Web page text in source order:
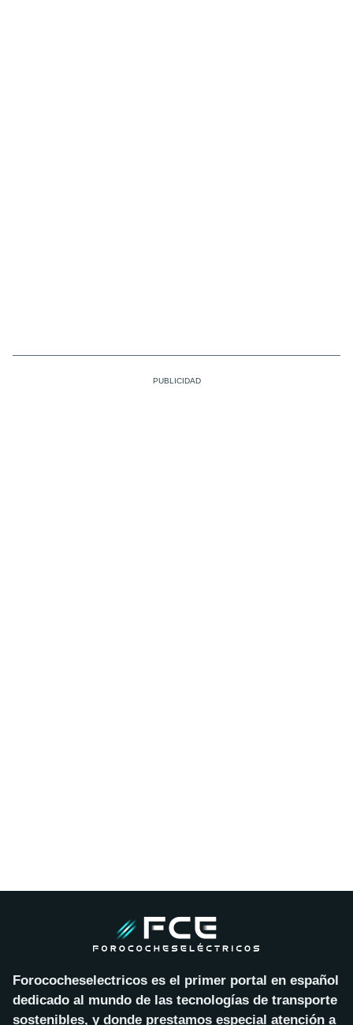
Forococheselectricos es el primer portal en español
dedicado al mundo de las tecnologías de transporte
sostenibles, y donde prestamos especial atención a